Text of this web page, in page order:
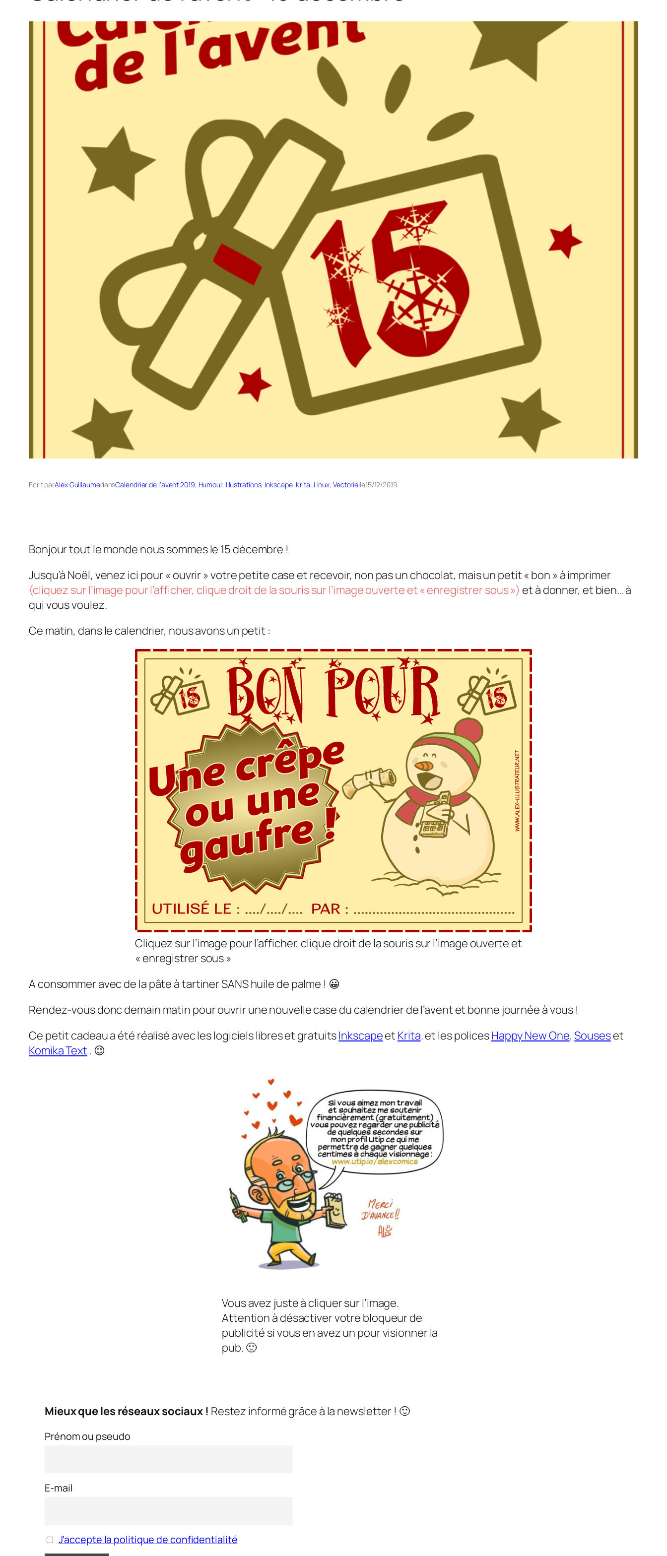
Écrit parAlex GuillaumedansCalendrier de l’avent 2019, Humour, Illustrations, Inkscape, Krita, Linux, Vectorielle15/12/2019
Bonjour tout le monde nous sommes le 15 décembre !
Jusqu’à Noël, venez ici pour « ouvrir » votre petite case et recevoir, non pas un chocolat, mais un petit « bon » à imprimer
(cliquez sur l’image pour l’afficher, clique droit de la souris sur l’image ouverte et « enregistrer sous ») et à donner, et bien… à
qui vous voulez.
Ce matin, dans le calendrier, nous avons un petit :
Cliquez sur l’image pour l’afficher, clique droit de la souris sur l’image ouverte et
« enregistrer sous »
A consommer avec de la pâte à tartiner SANS huile de palme ! 😀
Rendez-vous donc demain matin pour ouvrir une nouvelle case du calendrier de l’avent et bonne journée à vous !
Ce petit cadeau a été réalisé avec les logiciels libres et gratuitsInkscapeet Krita. et les policesHappy New One,Souseset
Komika Text . 😉
Vous avez juste à cliquer sur l’image.
Attention à désactiver votre bloqueur de
publicité si vous en avez un pour visionner la
pub. 🙂
Mieux que les réseaux sociaux ! Restez informé grâce à la newsletter ! 🙂
Prénom ou pseudo
E-mail
J'accepte la politique de confidentialité